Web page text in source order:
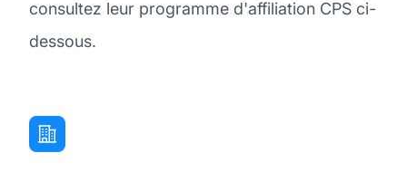
consultez leur programme d'affiliation CPS ci-
dessous.